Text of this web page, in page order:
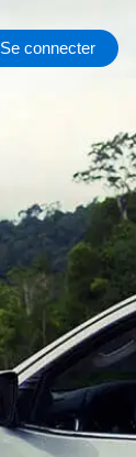
Se connecter